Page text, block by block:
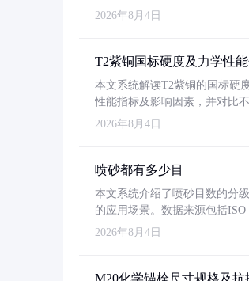
2026年8月4日
T2紫铜国标硬度及力学性
本文系统解读T2紫铜的国标硬
性能指标及影响因素，并对比
2026年8月4日
喷砂都有多少目
本文系统介绍了喷砂目数的分
的应用场景。数据来源包括
2026年8月4日
M20化学锚栓尺寸规格及